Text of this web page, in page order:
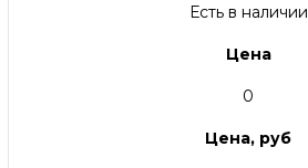
Есть в наличии
Цена
0
Цена, руб